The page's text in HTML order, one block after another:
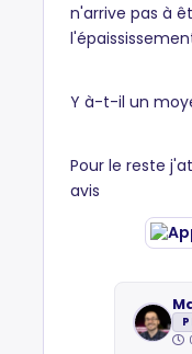
n'arrive pas à
Y à-t-il un
Pour le reste
avis